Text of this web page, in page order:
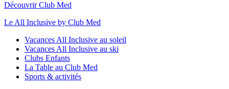
Découvrir Club Med
Le All Inclusive by Club Med
Vacances All Inclusive au soleil
Vacances All Inclusive au ski
Clubs Enfants
La Table au Club Med
Sports & activités